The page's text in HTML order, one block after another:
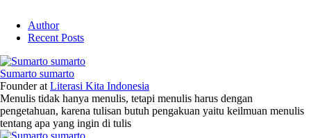
Author
Recent Posts
Sumarto sumarto
Founderat Literasi Kita Indonesia
Menulis tidak hanya menulis, tetapi menulis harus dengan
pengetahuan, karena tulisan butuh pengakuan yaitu keilmuan menulis
tentang apa yang ingin di tulis